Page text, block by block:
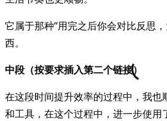
它属于那种“用完之后你会对比反思
西。
中段（按要求插入第二个链接）
在这段时间提升效率的过程中，我也
和工具，在这个过程中，进一步使用